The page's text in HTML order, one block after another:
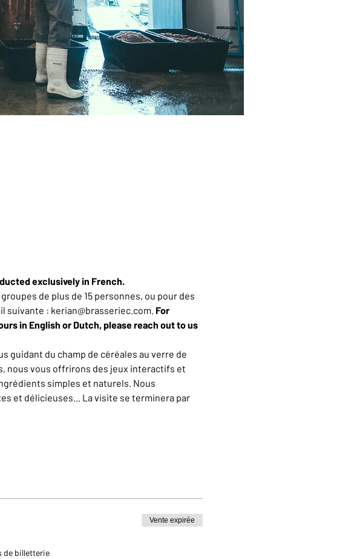
exclusively in French.
de plus de 15 personnes, ou pour des
suivante : kerian@brasseriec.com. For
in English or Dutch, please reach out to us
guidant du champ de céréales au verre de
nous vous offrirons des jeux interactifs et
simples et naturels. Nous
et délicieuses... La visite se terminera par
de billetterie
Vente expirée